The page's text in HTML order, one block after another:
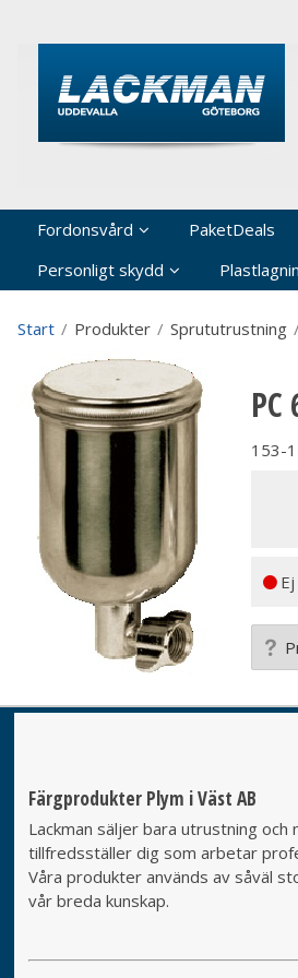
Fordonsvård PaketDeals
Personligt skydd
Start / Produkter / Sprututrustning /
153-
Färgprodukter Plym i Väst AB
Lackman säljer bara utrustning
tillfredsställer dig som arbetar
Våra produkter används av såväl
vår breda kunskap.